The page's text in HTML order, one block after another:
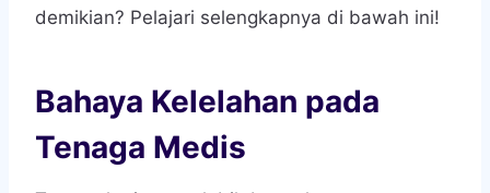
demikian? Pelajari selengkapnya di bawah ini!
Bahaya Kelelahan pada
Tenaga Medis